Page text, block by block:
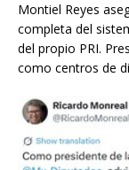
Montiel Reyes
completa del
del propio PRI.
como centros de